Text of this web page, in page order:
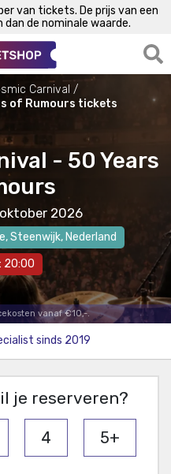
van tickets. De prijs van een
de nominale waarde.
Carnival
of Rumours tickets
- 50 Years
2026
,Steenwijk, Nederland
20:00
vanaf €10,-.
sinds 2019
je reserveren?
4 5+